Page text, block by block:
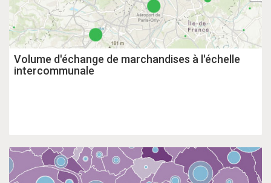
Volume d'échange de marchandises à l'échelle
intercommunale